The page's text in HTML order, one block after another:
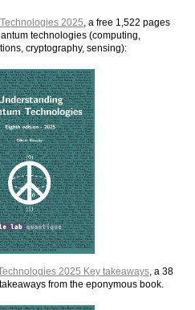
2025 , a free 1,522 pages
technologies (computing,
cryptography, sensing):
2025 Key takeaways, a 38
from the eponymous book.